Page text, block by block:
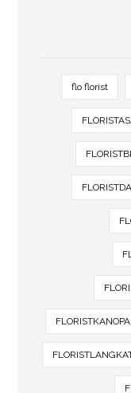
flo florist